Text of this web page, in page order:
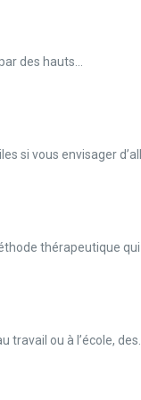
des hauts...
si vous envisager
thérapeutique
travail ou à l’école,